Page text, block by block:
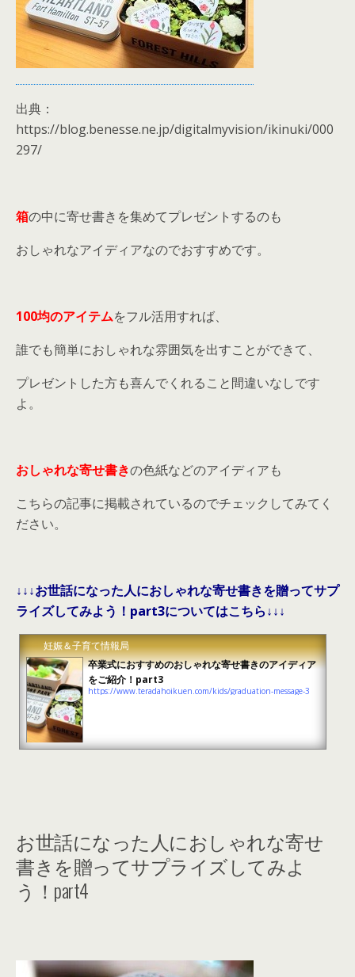
出典：
https://blog.benesse.ne.jp/digitalmyvision/ikinuki/000
297/
箱の中に寄せ書きを集めてプレゼントするのも
おしゃれなアイディアなのでおすすめです。
100均のアイテムをフル活用すれば、
誰でも簡単におしゃれな雰囲気を出すことができて、
プレゼントした方も喜んでくれること間違いなしです
よ。
おしゃれな寄せ書きの色紙などのアイディアも
こちらの記事に掲載されているのでチェックしてみてく
ださい。
↓↓↓お世話になった人におしゃれな寄せ書きを贈ってサプ
ライズしてみよう！part3についてはこちら↓↓↓
妊娠＆子育て情報局
卒業式におすすめのおしゃれな寄せ書きのアイディア
をご紹介！part3
https://www.teradahoikuen.com/kids/graduation-message-3
お世話になった人におしゃれな寄せ
書きを贈ってサプライズしてみよ
う！part4